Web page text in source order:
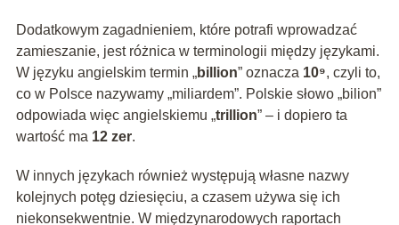
Dodatkowym zagadnieniem, które potrafi wprowadzać
zamieszanie, jest różnica w terminologii między językami.
W języku angielskim termin „billion” oznacza 10⁹, czyli to,
co w Polsce nazywamy „miliardem”. Polskie słowo „bilion”
odpowiada więc angielskiemu „trillion” – i dopiero ta
wartość ma 12 zer.
W innych językach również występują własne nazwy
kolejnych potęg dziesięciu, a czasem używa się ich
niekonsekwentnie. W międzynarodowych raportach